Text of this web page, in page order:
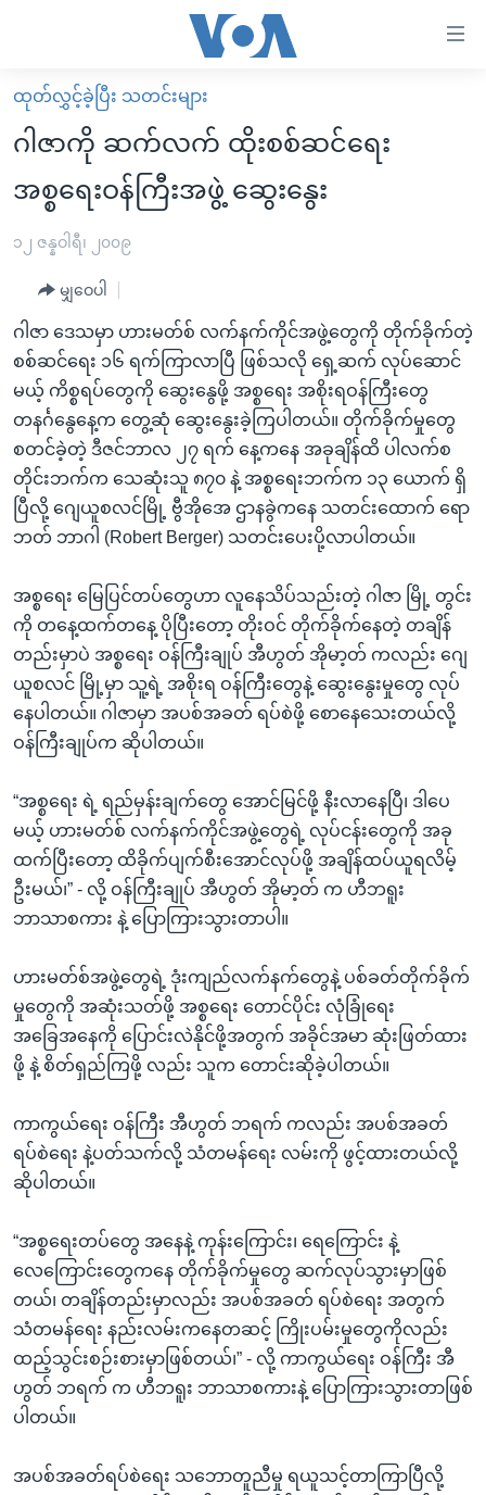
လွယ်ကူ
စေ
Link
များ
အကြောင်းအရာ
ကျော်
ကြည့်
ပင်မ
အ
ညွန်း
ကျော်
ကြည့်
ရှာဖွေ
နေရာ
ကျော်
မူလစာမျက်နှာ
မြန်မာ
ကမ္ဘာ့သတင်းများ
နိုင်ငံတကာ
အစ္စရေး-ပါလက်စတိုင်း
ရပ်ဝန်းတခု လမ်းတခု အလွန်
အင်္ဂလိပ်စာလေ့လာမယ်
အမေရိကန်သုံးအီဒီယံ
မကြေးမုံရဲ့ အင်္ဂလိပ်စာ
ရုပ်ရှင်ထဲက အင်္ဂလိပ်စာ
သုတပဒေသာ အင်္ဂလိပ်စာ
အပတ်စဉ်ကဏ္ဍများ
ရေဒီယို
တီဗွီ
ရေဒီယိုနှင့်ရုပ်သံ အချက်အလက်များ
ရေဒီယို/တီဗွီအစီအစဉ်
Learning English
ဗွီအိုအေ လူမှုကွန်ယက်များ
ဘာသာစကားများ
ထုတ်လွှင့်ခဲ့ပြီး သတင်းများ
ဂါဇာကို ဆက်လက် ထိုးစစ်ဆင်ရေး
အစ္စရေးဝန်ကြီးအဖွဲ့ ဆွေးနွေး
၁၂ ဇန္နဝါရီ၊ ၂၀၀၉
မျှဝေပါ
ဂါဇာ ဒေသမှာ ဟားမတ်စ် လက်နက်ကိုင်အဖွဲ့တွေကို တိုက်ခိုက်တဲ့
စစ်ဆင်ရေး ၁၆ ရက်ကြာလာပြီ ဖြစ်သလို ရှေ့ဆက် လုပ်ဆောင်
မယ့် ကိစ္စရပ်တွေကို ဆွေးနွေဖို့ အစ္စရေး အစိုးရဝန်ကြီးတွေ
တနင်္ဂနွေနေ့က တွေ့ဆုံ ဆွေးနွေးခဲ့ကြပါတယ်။ တိုက်ခိုက်မှုတွေ
စတင်ခဲ့တဲ့ ဒီဇင်ဘာလ ၂၇ ရက် နေ့ကနေ အခုချိန်ထိ ပါလက်စ
တိုင်းဘက်က သေဆုံးသူ ၈၇၀ နဲ့ အစ္စရေးဘက်က ၁၃ ယောက် ရှိ
ပြီလို့ ဂျေယူစလင်မြို့ ဗွီအိုအေ ဌာနခွဲကနေ သတင်းထောက် ရော
ဘတ် ဘာဂါ (Robert Berger) သတင်းပေးပို့လာပါတယ်။
အစ္စရေး မြေပြင်တပ်တွေဟာ လူနေသိပ်သည်းတဲ့ ဂါဇာ မြို့ တွင်း
ကို တနေ့ထက်တနေ့ ပိုပြီးတော့ တိုးဝင် တိုက်ခိုက်နေတဲ့ တချိန်
တည်းမှာပဲ အစ္စရေး ဝန်ကြီးချုပ် အီဟွတ် အိုမာ့တ် ကလည်း ဂျေ
ယူစလင် မြို့မှာ သူ့ရဲ့ အစိုးရ ဝန်ကြီးတွေနဲ့ ဆွေးနွေးမှုတွေ လုပ်
နေပါတယ်။ ဂါဇာမှာ အပစ်အခတ် ရပ်စဲဖို့ စောနေသေးတယ်လို့
ဝန်ကြီးချုပ်က ဆိုပါတယ်။
“အစ္စရေး ရဲ့ ရည်မှန်းချက်တွေ အောင်မြင်ဖို့ နီးလာနေပြီ၊ ဒါပေ
မယ့် ဟားမတ်စ် လက်နက်ကိုင်အဖွဲ့တွေရဲ့ လုပ်ငန်းတွေကို အခု
ထက်ပြီးတော့ ထိခိုက်ပျက်စီးအောင်လုပ်ဖို့ အချိန်ထပ်ယူရလိမ့်
ဦးမယ်၊” - လို့ ဝန်ကြီးချုပ် အီဟွတ် အိုမာ့တ် က ဟီဘရူး
ဘာသာစကား နဲ့ ပြောကြားသွားတာပါ။
ဟားမတ်စ်အဖွဲ့တွေရဲ့ ဒုံးကျည်လက်နက်တွေနဲ့ ပစ်ခတ်တိုက်ခိုက်
မှုတွေကို အဆုံးသတ်ဖို့ အစ္စရေး တောင်ပိုင်း လုံခြုံရေး
အခြေအနေကို ပြောင်းလဲနိုင်ဖို့အတွက် အခိုင်အမာ ဆုံးဖြတ်ထား
ဖို့ နဲ့ စိတ်ရှည်ကြဖို့ လည်း သူက တောင်းဆိုခဲ့ပါတယ်။
ကာကွယ်ရေး ဝန်ကြီး အီဟွတ် ဘရက် ကလည်း အပစ်အခတ်
ရပ်စဲရေး နဲ့ပတ်သက်လို့ သံတမန်ရေး လမ်းကို ဖွင့်ထားတယ်လို့
ဆိုပါတယ်။
“အစ္စရေးတပ်တွေ အနေနဲ့ ကုန်းကြောင်း၊ ရေကြောင်း နဲ့
လေကြောင်းတွေကနေ တိုက်ခိုက်မှုတွေ ဆက်လုပ်သွားမှာဖြစ်
တယ်၊ တချိန်တည်းမှာလည်း အပစ်အခတ် ရပ်စဲရေး အတွက်
သံတမန်ရေး နည်းလမ်းကနေတဆင့် ကြိုးပမ်းမှုတွေကိုလည်း
ထည့်သွင်းစဉ်းစားမှာဖြစ်တယ်၊” - လို့ ကာကွယ်ရေး ဝန်ကြီး အီ
ဟွတ် ဘရက် က ဟီဘရူး ဘာသာစကားနဲ့ ပြောကြားသွားတာဖြစ်
ပါတယ်။
အပစ်အခတ်ရပ်စဲရေး သဘောတူညီမှု ရယူသင့်တာကြာပြီလို့